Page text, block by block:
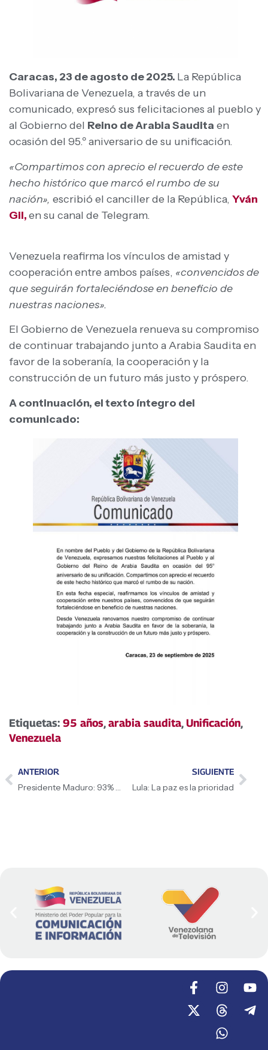
Caracas, 23 de agosto de 2025. La República
Bolivariana de Venezuela, a través de un
comunicado, expresó sus felicitaciones al pueblo y
al Gobierno del Reino de Arabia Saudita en
ocasión del 95.º aniversario de su unificación.
«Compartimos con aprecio el recuerdo de este
hecho histórico que marcó el rumbo de su
nación», escribió el canciller de la República, Yván
Gil,en su canal de Telegram.
Venezuela reafirma los vínculos de amistad y
cooperación entre ambos países, «convencidos de
que seguirán fortaleciéndose en beneficio de
nuestras naciones».
El Gobierno de Venezuela renueva su compromiso
de continuar trabajando junto a Arabia Saudita en
favor de la soberanía, la cooperación y la
construcción de un futuro más justo y próspero.
A continuación, el texto íntegro del
comunicado:
Etiquetas: 95 años,arabia saudita,Unificación,
Venezuela
ANTERIOR
Presidente Maduro: 93% del pueblo venezolano rechaza acciones de EEUU
SIGUIENTE
Lula: La paz es la prioridad